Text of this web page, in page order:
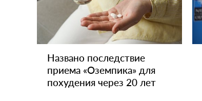
Названо последствие
приема «Оземпика» для
похудения через 20 лет